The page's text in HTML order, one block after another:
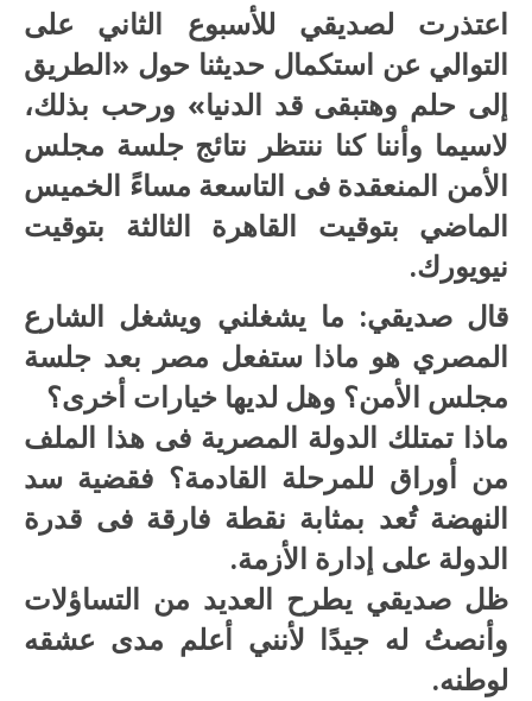
النهضة
مغلقة
اعتذرت لصديقي للأسبوع الثاني على
التوالي عن استكمال حديثنا حول «الطريق
إلى حلم وهتبقى قد الدنيا» ورحب بذلك،
لاسيما وأننا كنا ننتظر نتائج جلسة مجلس
الأمن المنعقدة فى التاسعة مساءً الخميس
الماضي بتوقيت القاهرة الثالثة بتوقيت
نيويورك.
قال صديقي: ما يشغلني ويشغل الشارع
المصري هو ماذا ستفعل مصر بعد جلسة
مجلس الأمن؟ وهل لديها خيارات أخرى؟
ماذا تمتلك الدولة المصرية فى هذا الملف
من أوراق للمرحلة القادمة؟ فقضية سد
النهضة تُعد بمثابة نقطة فارقة فى قدرة
الدولة على إدارة الأزمة.
ظل صديقي يطرح العديد من التساؤلات
وأنصتُ له جيدًا لأنني أعلم مدى عشقه
لوطنه.